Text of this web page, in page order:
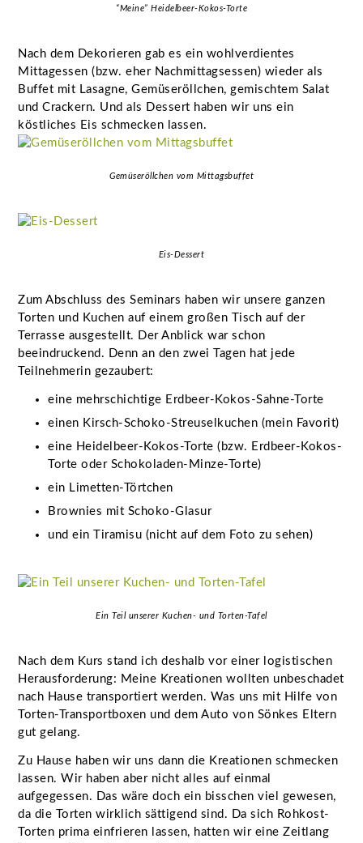
“Meine” Heidelbeer-Kokos-Torte
Nach dem Dekorieren gab es ein wohlverdientes
Mittagessen (bzw. eher Nachmittagsessen) wieder als
Buffet mit Lasagne, Gemüseröllchen, gemischtem Salat
und Crackern. Und als Dessert haben wir uns ein
köstliches Eis schmecken lassen.
Gemüseröllchen vom Mittagsbuffet
Eis-Dessert
Zum Abschluss des Seminars haben wir unsere ganzen
Torten und Kuchen auf einem großen Tisch auf der
Terrasse ausgestellt. Der Anblick war schon
beeindruckend. Denn an den zwei Tagen hat jede
Teilnehmerin gezaubert:
eine mehrschichtige Erdbeer-Kokos-Sahne-Torte
einen Kirsch-Schoko-Streuselkuchen (mein Favorit)
eine Heidelbeer-Kokos-Torte (bzw. Erdbeer-Kokos-
Torte oder Schokoladen-Minze-Torte)
ein Limetten-Törtchen
Brownies mit Schoko-Glasur
und ein Tiramisu (nicht auf dem Foto zu sehen)
Ein Teil unserer Kuchen- und Torten-Tafel
Nach dem Kurs stand ich deshalb vor einer logistischen
Herausforderung: Meine Kreationen wollten unbeschadet
nach Hause transportiert werden. Was uns mit Hilfe von
Torten-Transportboxen und dem Auto von Sönkes Eltern
gut gelang.
Zu Hause haben wir uns dann die Kreationen schmecken
lassen. Wir haben aber nicht alles auf einmal
aufgegessen. Das wäre doch ein bisschen viel gewesen,
da die Torten wirklich sättigend sind. Da sich Rohkost-
Torten prima einfrieren lassen, hatten wir eine Zeitlang